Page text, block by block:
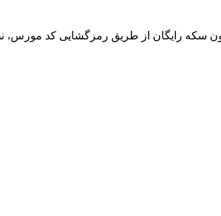
سکه رایگان از طریق رمزگشایی کد مورس،